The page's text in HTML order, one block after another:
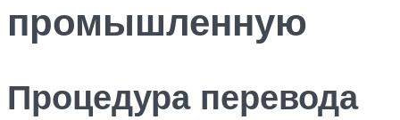
промышленную
Процедура перевода